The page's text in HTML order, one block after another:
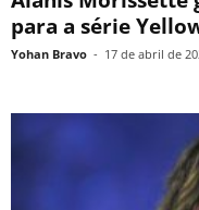
para a série
Yohan Bravo - 17 de abril de